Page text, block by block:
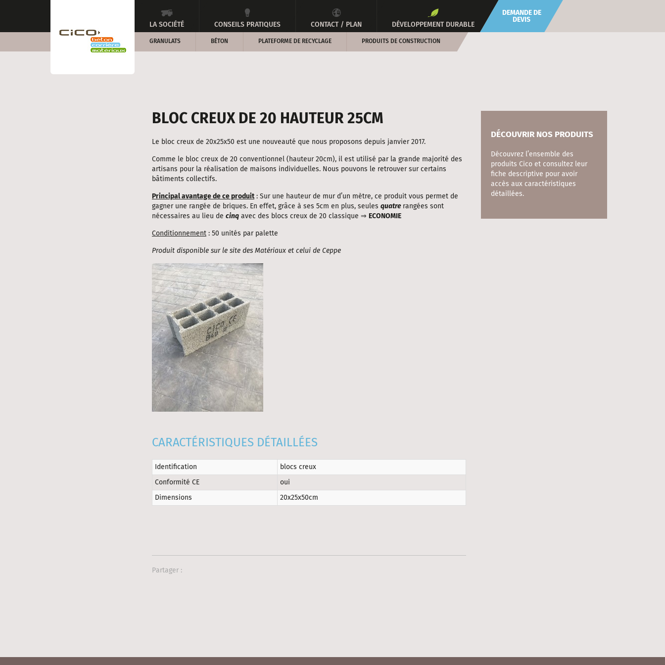
LA SOCIÉTÉ CONSEILS PRATIQUES CONTACT / PLAN DÉVELOPPEMENT DURABLE
DEMANDE DE
DEVIS
GRANULATS BÉTON PLATEFORME DE RECYCLAGE PRODUITS DE CONSTRUCTION
BLOC CREUX DE 20 HAUTEUR 25CM
Le bloc creux de 20x25x50 est une nouveauté que nous proposons depuis janvier 2017.
Comme le bloc creux de 20 conventionnel (hauteur 20cm), il est utilisé par la grande majorité des
artisans pour la réalisation de maisons individuelles. Nous pouvons le retrouver sur certains
bâtiments collectifs.
Principal avantage de ce produit: Sur une hauteur de mur d’un mètre, ce produit vous permet de
gagner une rangée de briques. En effet, grâce à ses 5cm en plus, seules quatrerangées sont
nécessaires au lieu de cinq avec des blocs creux de 20 classique ⇒ ECONOMIE
Conditionnement : 50 unités par palette
Produit disponible sur le site des Matériaux et celui de Ceppe
CARACTÉRISTIQUES DÉTAILLÉES
Identification blocs creux
Conformité CE oui
Dimensions 20x25x50cm
Partager :
DÉCOUVRIR NOS PRODUITS
Découvrez l’ensemble des
produits Cico et consultez leur
fiche descriptive pour avoir
accès aux caractéristiques
détaillées.